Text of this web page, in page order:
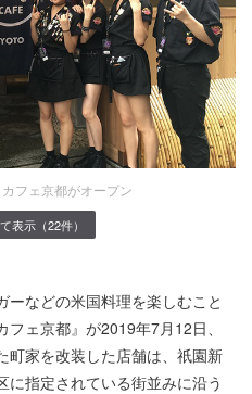
フェ京都がオープン
表示（22件）
などの米国料理を楽しむこと
ェ京都』が2019年7月12日、
町家を改装した店舗は、祇園新
指定されている街並みに沿う